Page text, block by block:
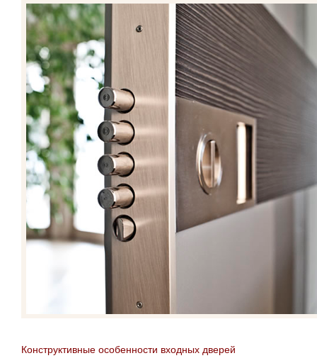
Конструктивные особенности входных дверей